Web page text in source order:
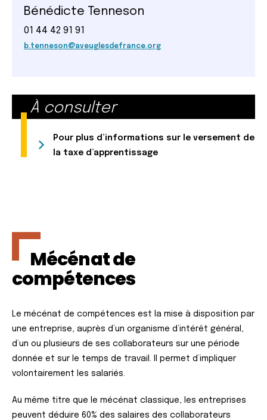
Bénédicte Tenneson
01 44 42 91 91
b.tenneson@aveuglesdefrance.org
À consulter
Pour plus d’informations sur le versement de
la taxe d’apprentissage
Mécénat de
compétences
Le mécénat de compétences est la mise à disposition par
une entreprise, auprès d’un organisme d’intérêt général,
d’un ou plusieurs de ses collaborateurs sur une période
donnée et sur le temps de travail. Il permet d’impliquer
volontairement les salariés.
Au même titre que le mécénat classique, les entreprises
peuvent déduire 60% des salaires des collaborateurs